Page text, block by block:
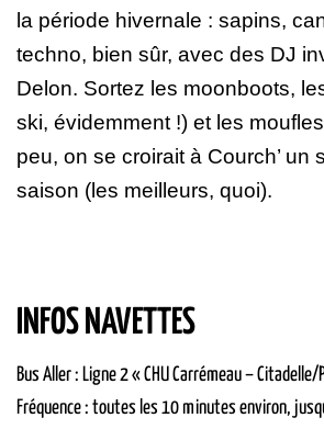
la période hivernale : sapins,
techno, bien sûr, avec des DJ
Delon. Sortez les moonboots,
ski, évidemment !) et les
peu, on se croirait à Courch’ un
saison (les meilleurs, quoi).
INFOS NAVETTES
Bus Aller : Ligne 2 « CHU Carrémeau – Citadelle/
Fréquence : toutes les 10 minutes environ,